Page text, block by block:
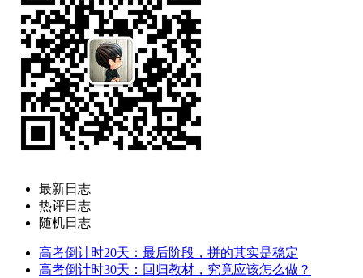
最新日志
热评日志
随机日志
高考倒计时20天：最后阶段，拼的其实是稳定
高考倒计时30天：回归教材，究竟应该怎么做？